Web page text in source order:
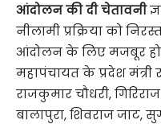
आंदोलन की दी चेतावनी
नीलामी प्रक्रिया को
आंदोलन के लिए मजबूर
महापंचायत के प्रदेश
राजकुमार चौधरी,
बालापुरा, शिवराज जाट,